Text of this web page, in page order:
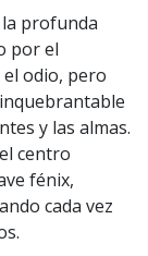
la profunda
por el
odio, pero
y las almas.
centro
fénix,
cada vez